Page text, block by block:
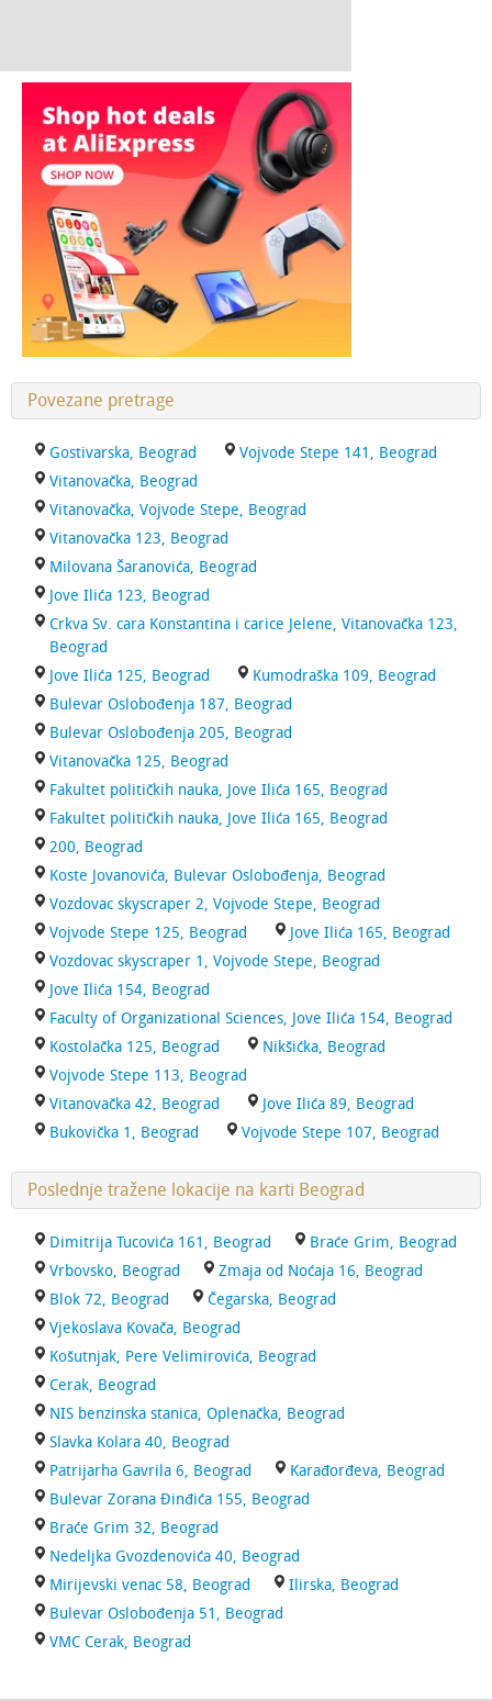
Povezane pretrage
Gostivarska, Beograd
Vojvode Stepe 141, Beograd
Vitanovačka, Beograd
Vitanovačka, Vojvode Stepe, Beograd
Vitanovačka 123, Beograd
Milovana Šaranovića, Beograd
Jove Ilića 123, Beograd
Crkva Sv. cara Konstantina i carice Jelene, Vitanovačka 123,
Beograd
Jove Ilića 125, Beograd
Kumodraška 109, Beograd
Bulevar Oslobođenja 187, Beograd
Bulevar Oslobođenja 205, Beograd
Vitanovačka 125, Beograd
Fakultet političkih nauka, Jove Ilića 165, Beograd
Fakultet političkih nauka, Jove Ilića 165, Beograd
200, Beograd
Koste Jovanovića, Bulevar Oslobođenja, Beograd
Vozdovac skyscraper 2, Vojvode Stepe, Beograd
Vojvode Stepe 125, Beograd
Jove Ilića 165, Beograd
Vozdovac skyscraper 1, Vojvode Stepe, Beograd
Jove Ilića 154, Beograd
Faculty of Organizational Sciences, Jove Ilića 154, Beograd
Kostolačka 125, Beograd
Nikšićka, Beograd
Vojvode Stepe 113, Beograd
Vitanovačka 42, Beograd
Jove Ilića 89, Beograd
Bukovička 1, Beograd
Vojvode Stepe 107, Beograd
Poslednje tražene lokacije na karti Beograd
Dimitrija Tucovića 161, Beograd
Braće Grim, Beograd
Vrbovsko, Beograd
Zmaja od Noćaja 16, Beograd
Blok 72, Beograd
Čegarska, Beograd
Vjekoslava Kovača, Beograd
Košutnjak, Pere Velimirovića, Beograd
Cerak, Beograd
NIS benzinska stanica, Oplenačka, Beograd
Slavka Kolara 40, Beograd
Patrijarha Gavrila 6, Beograd
Karađorđeva, Beograd
Bulevar Zorana Đinđića 155, Beograd
Braće Grim 32, Beograd
Nedeljka Gvozdenovića 40, Beograd
Mirijevski venac 58, Beograd
Ilirska, Beograd
Bulevar Oslobođenja 51, Beograd
VMC Cerak, Beograd